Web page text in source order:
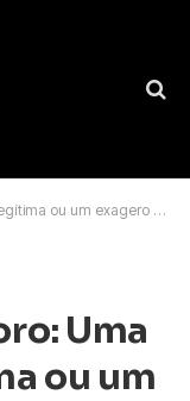
jurídico? Descubra neste artigo
Uma
ou um